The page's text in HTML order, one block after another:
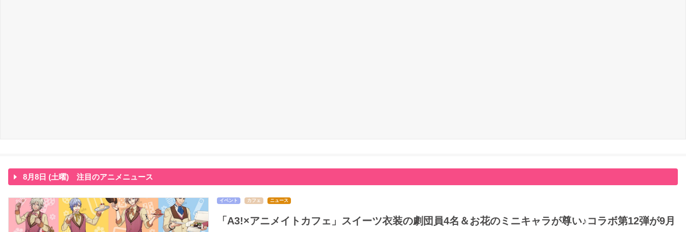
8月8日 (土曜) 注目のアニメニュース
イベント カフェ ニュース
「A3!×アニメイトカフェ」スイーツ衣装の劇団員4名＆お花のミニキャラが尊い♪コラボ第12弾が9月